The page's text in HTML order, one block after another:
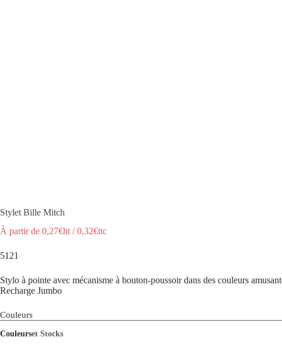
Stylet Bille Mitch
À partir de 0,27€ht /0,32€ttc
5121
Stylo à pointe avec mécanisme à bouton-poussoir dans des couleurs
Recharge Jumbo
Couleurs
Couleurset Stocks